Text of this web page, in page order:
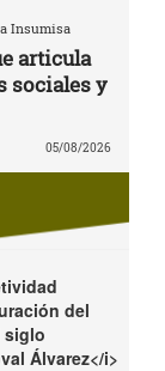
Insumisa
articula
sociales y
05/08/2026
del
siglo
Álvarez</i>